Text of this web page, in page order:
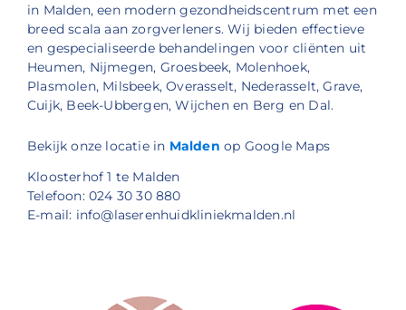
in Malden, een modern gezondheidscentrum met een
breed scala aan zorgverleners. Wij bieden effectieve
en gespecialiseerde behandelingen voor cliënten uit
Heumen, Nijmegen, Groesbeek, Molenhoek,
Plasmolen, Milsbeek, Overasselt, Nederasselt, Grave,
Cuijk, Beek-Ubbergen, Wijchen en Berg en Dal.
Bekijk onze locatie in Malden op Google Maps
Kloosterhof 1 te Malden
Telefoon: 024 30 30 880
E-mail: info@laserenhuidkliniekmalden.nl